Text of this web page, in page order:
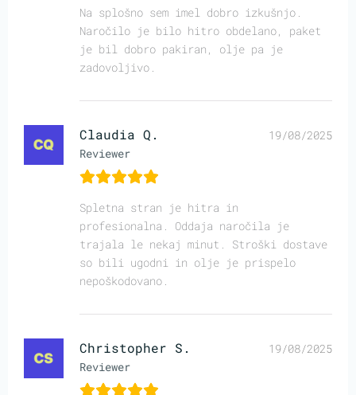
Na splošno sem imel dobro izkušnjo.
Naročilo je bilo hitro obdelano, paket
je bil dobro pakiran, olje pa je
zadovoljivo.
Claudia Q.
Reviewer
19/08/2025
Spletna stran je hitra in
profesionalna. Oddaja naročila je
trajala le nekaj minut. Stroški dostave
so bili ugodni in olje je prispelo
nepoškodovano.
Christopher S.
Reviewer
19/08/2025